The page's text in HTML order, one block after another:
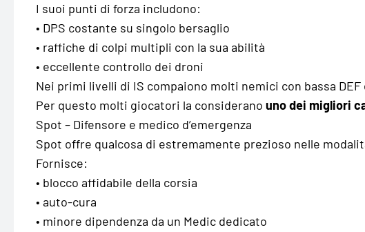
I suoi punti di forza includono:
• DPS costante su singolo bersaglio
• raffiche di colpi multipli con la sua abilità
• eccellente controllo dei droni
Nei primi livelli di IS compaiono molti nemici con bassa
Per questo molti giocatori la considerano uno dei migliori
Spot – Difensore e medico d’emergenza
Spot offre qualcosa di estremamente prezioso nelle
Fornisce:
• blocco affidabile della corsia
• auto-cura
• minore dipendenza da un Medic dedicato